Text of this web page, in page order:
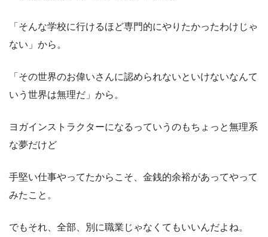
「そんな学校に行けるほど専門的にやりたかったわけじゃ
ない」から。
「その世界のお偉いさんに認められないといけないなんて
いう世界は無理だ」から。
ヨガインストラクターになるっていうのもちょっと無理系
な夢だけど
手堅い仕事やってたからこそ、金銭的余裕があってやって
みたこと。
でもそれ、全部、別に職業じゃなくてもいいんだよね。